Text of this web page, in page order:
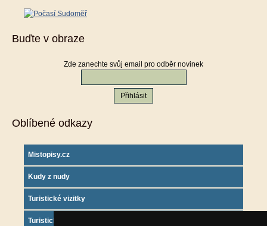
Buďte v obraze
Zde zanechte svůj email pro odběr novinek
Oblíbené odkazy
Mistopisy.cz
Kudy z nudy
Turistické vizitky
Turistický deník